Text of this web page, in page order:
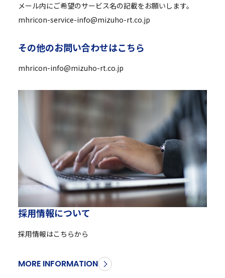
メール内にご希望のサービス名の記載をお願いします。
mhricon-service-info@mizuho-rt.co.jp
その他のお問い合わせはこちら
mhricon-info@mizuho-rt.co.jp
採用情報について
採用情報はこちらから
MORE INFORMATION